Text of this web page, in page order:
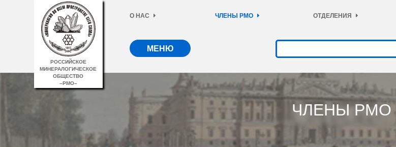
РОССИЙСКОЕ
МИНЕРАЛОГИЧЕСКОЕ
ОБЩЕСТВО
–РМО–
О НАС ЧЛЕНЫ РМО ОТДЕЛЕНИЯ
МЕНЮ
ЧЛЕНЫ РМО